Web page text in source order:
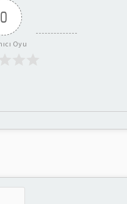
0
Oyu